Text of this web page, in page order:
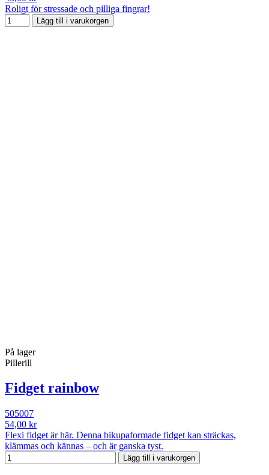
Roligt för stressade och pilliga fingrar!
Lägg till i varukorgen
På lager
Pillerill
Fidget rainbow
505007
54,00 kr
Flexi fidget är här. Denna bikupaformade fidget kan sträckas,
klämmas och kännas – och är ganska tyst.
Lägg till i varukorgen